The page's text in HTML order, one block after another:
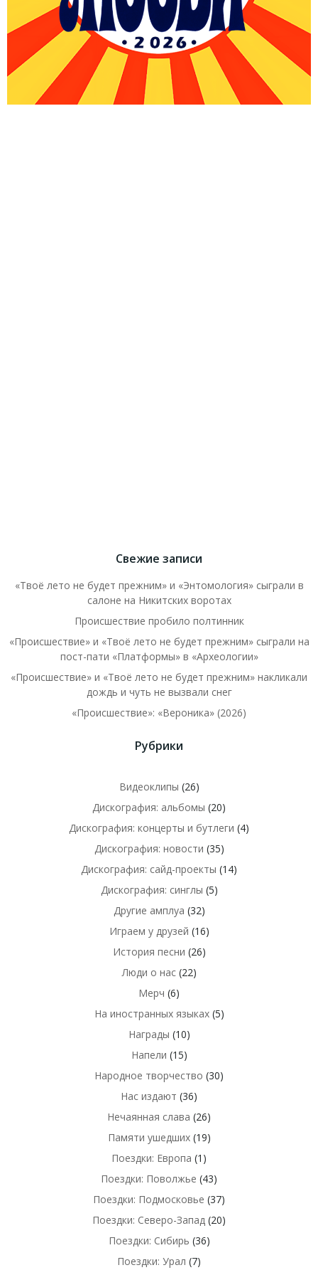
Свежие записи
«Твоё лето не будет прежним» и «Энтомология» сыграли в
салоне на Никитских воротах
Происшествие пробило полтинник
«Происшествие» и «Твоё лето не будет прежним» сыграли на
пост-пати «Платформы» в «Археологии»
«Происшествие» и «Твоё лето не будет прежним» накликали
дождь и чуть не вызвали снег
«Происшествие»: «Вероника» (2026)
Рубрики
Видеоклипы (26)
Дискография: альбомы (20)
Дискография: концерты и бутлеги (4)
Дискография: новости (35)
Дискография: сайд-проекты (14)
Дискография: синглы (5)
Другие амплуа (32)
Играем у друзей (16)
История песни (26)
Люди о нас(22)
Мерч (6)
На иностранных языках(5)
Награды (10)
Напели (15)
Народное творчество (30)
Нас издают (36)
Нечаянная слава (26)
Памяти ушедших(19)
Поездки: Европа (1)
Поездки: Поволжье (43)
Поездки: Подмосковье (37)
Поездки: Северо-Запад (20)
Поездки: Сибирь (36)
Поездки: Урал (7)